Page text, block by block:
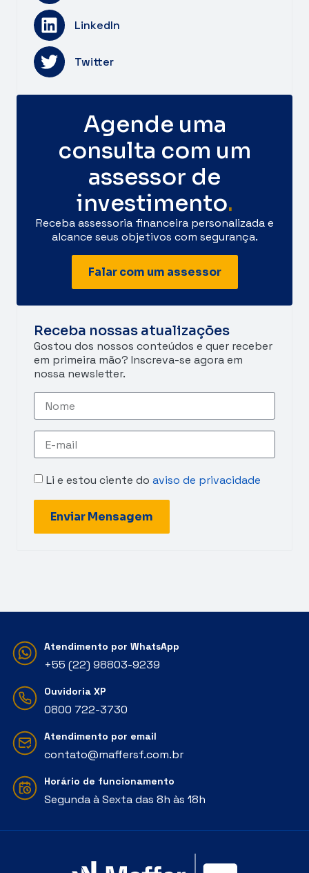
LinkedIn
Twitter
Agende uma
consulta com um
assessor de
investimento.
Receba assessoria financeira personalizada e
alcance seus objetivos com segurança.
Falar com um assessor
Receba nossas atualizações
Gostou dos nossos conteúdos e quer receber
em primeira mão? Inscreva-se agora em
nossa newsletter.
Li e estou ciente do aviso de privacidade
Enviar Mensagem
Atendimento por WhatsApp
+55 (22) 98803-9239
Ouvidoria XP
‭0800 722-3730‬
Atendimento por email
contato@maffersf.com.br
Horário de funcionamento
Segunda à Sexta das 8h às 18h